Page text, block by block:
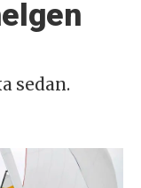
sedan.